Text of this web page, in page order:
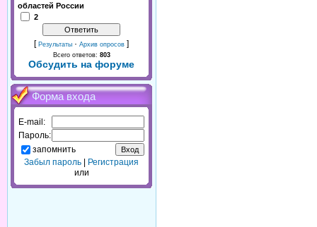
областей России
2
[ Результаты · Архив опросов ]
Всего ответов: 803
Обсудить на форуме
Форма входа
E-mail:
Пароль:
запомнить
Забыл пароль
Регистрация
или